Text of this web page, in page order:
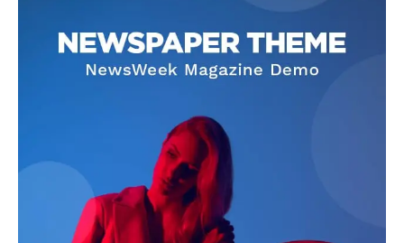
DOWNLOAD NOW
AIN NEWS 1
Contact Us
About Us
Privacy Policy